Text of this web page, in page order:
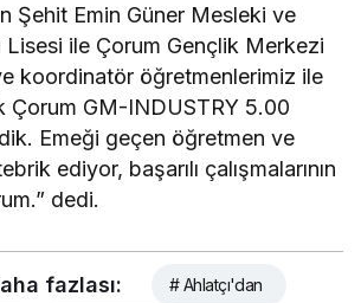
Şehit Emin Güner Mesleki ve
ile Çorum Gençlik Merkezi
koordinatör öğretmenlerimiz ile
Çorum GM-INDUSTRY 5.00
Emeği geçen öğretmen ve
ediyor, başarılı çalışmalarının
dedi.
fazlası: # Ahlatçı'dan